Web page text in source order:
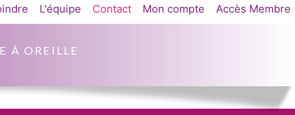
À OREILLE
L'équipe Contact Mon compte Accès Membre